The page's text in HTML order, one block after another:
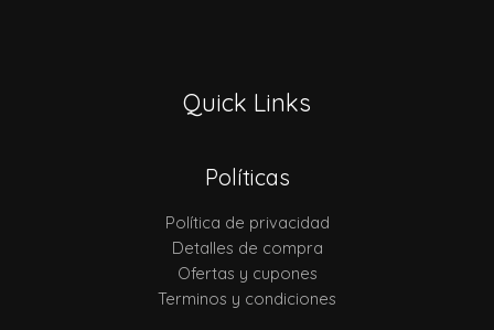
Quick Links
Políticas
Política de privacidad
Detalles de compra
Ofertas y cupones
Terminos y condiciones